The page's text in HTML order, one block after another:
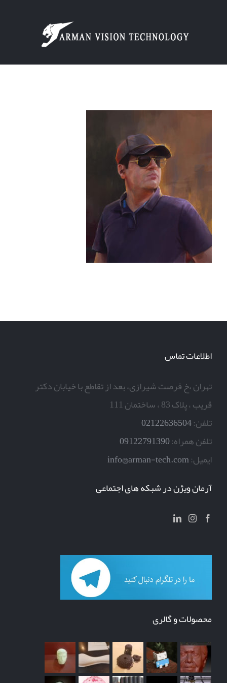
اطلاعات تماس
تهران ،خ فرصت شیرازی، بعد از تقاطع با خیابان دکتر
قریب ، پلاک 83 ، ساختمان 111
تلفن:02122636504
تلفن همراه:09122791390
ایمیل:info@arman-tech.com
آرمان ویژن در شبکه های اجتماعی
محصولات و گالری